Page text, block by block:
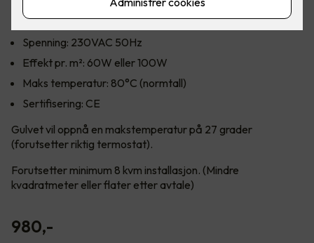
Heatit Controls varmefolie 100cm 60W/m² med montering.
Spenning: 230VAC 50Hz
Effekt pr. m²: 60W eller 100W
Maks temperatur: 80°C (normtall)
Sertifisering: CE
Gulvet vil oppnå en makstemperatur på 27 grader
(forutsetter riktig termostat).
Forutsetter minimum 8 kvm installasjon. (Mindre
kvadratmeter eller flater etter avtale)
980,-